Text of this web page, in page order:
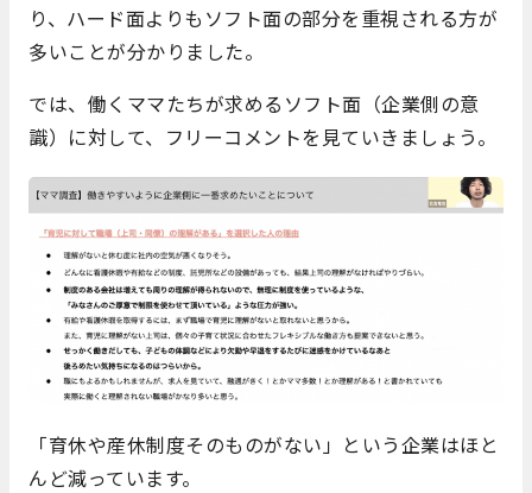
り、ハード面よりもソフト面の部分を重視される方が
多いことが分かりました。
では、働くママたちが求めるソフト面（企業側の意
識）に対して、フリーコメントを見ていきましょう。
「育休や産休制度そのものがない」という企業はほと
んど減っています。